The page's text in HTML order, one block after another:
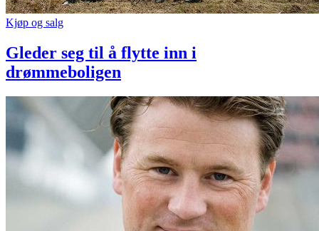
Kjøp og salg
Gleder seg til å flytte inn i
drømmeboligen